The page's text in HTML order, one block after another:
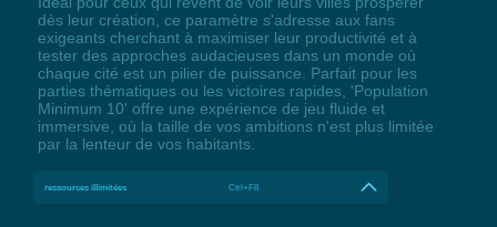
dès leur création, ce paramètre s'adresse aux fans
exigeants cherchant à maximiser leur productivité et à
tester des approches audacieuses dans un monde où
chaque cité est un pilier de puissance. Parfait pour les
parties thématiques ou les victoires rapides, 'Population
Minimum 10' offre une expérience de jeu fluide et
immersive, où la taille de vos ambitions n'est plus limitée
par la lenteur de vos habitants.
ressources illimitées Ctrl+F8